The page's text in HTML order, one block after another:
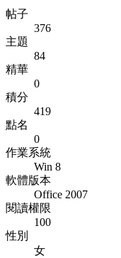
帖子
376
主題
84
精華
0
積分
419
點名
0
作業系統
Win 8
軟體版本
Office 2007
閱讀權限
100
性別
女